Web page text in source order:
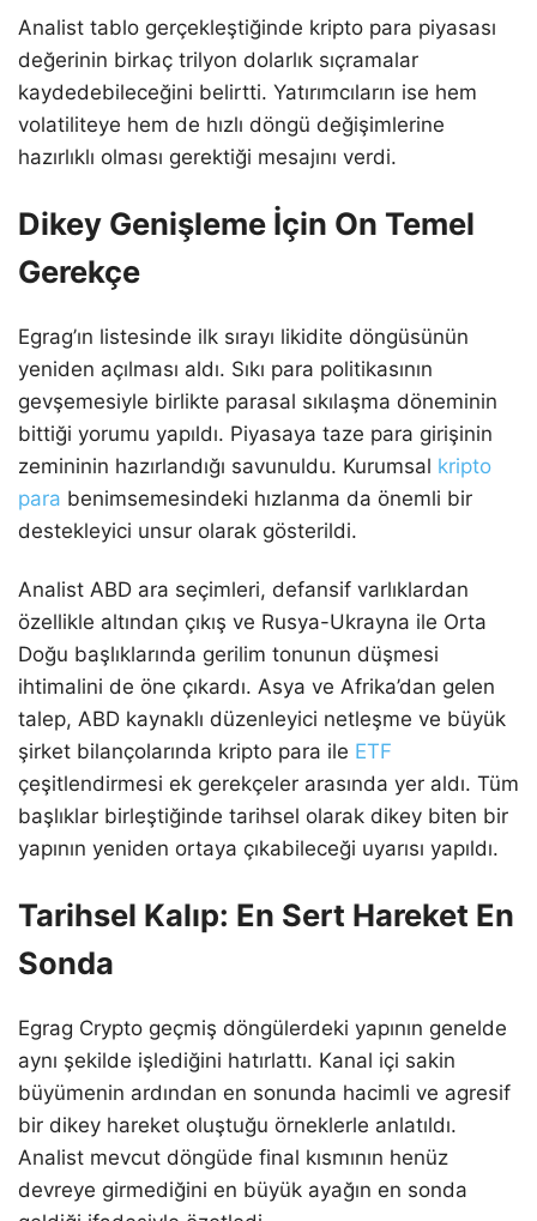
Analist tablo gerçekleştiğinde kripto para piyasası
değerinin birkaç trilyon dolarlık sıçramalar
kaydedebileceğini belirtti. Yatırımcıların ise hem
volatiliteye hem de hızlı döngü değişimlerine
hazırlıklı olması gerektiği mesajını verdi.
Dikey Genişleme İçin On Temel
Gerekçe
Egrag’ın listesinde ilk sırayı likidite döngüsünün
yeniden açılması aldı. Sıkı para politikasının
gevşemesiyle birlikte parasal sıkılaşma döneminin
bittiği yorumu yapıldı. Piyasaya taze para girişinin
zemininin hazırlandığı savunuldu. Kurumsal kripto
para benimsemesindeki hızlanma da önemli bir
destekleyici unsur olarak gösterildi.
Analist ABD ara seçimleri, defansif varlıklardan
özellikle altından çıkış ve Rusya-Ukrayna ile Orta
Doğu başlıklarında gerilim tonunun düşmesi
ihtimalini de öne çıkardı. Asya ve Afrika’dan gelen
talep, ABD kaynaklı düzenleyici netleşme ve büyük
şirket bilançolarında kripto para ile ETF
çeşitlendirmesi ek gerekçeler arasında yer aldı. Tüm
başlıklar birleştiğinde tarihsel olarak dikey biten bir
yapının yeniden ortaya çıkabileceği uyarısı yapıldı.
Tarihsel Kalıp: En Sert Hareket En
Sonda
Egrag Crypto geçmiş döngülerdeki yapının genelde
aynı şekilde işlediğini hatırlattı. Kanal içi sakin
büyümenin ardından en sonunda hacimli ve agresif
bir dikey hareket oluştuğu örneklerle anlatıldı.
Analist mevcut döngüde final kısmının henüz
devreye girmediğini en büyük ayağın en sonda